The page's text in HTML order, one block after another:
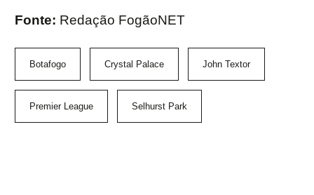
Fonte: Redação FogãoNET
Botafogo Crystal Palace John Textor
Premier League Selhurst Park